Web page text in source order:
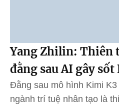
Yang Zhilin: Thiên
đằng sau AI gây
Đằng sau mô hình Kimi
ngành trí tuệ nhân tạo là